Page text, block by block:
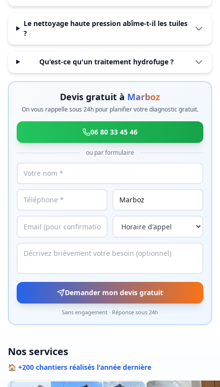
Le nettoyage haute pression abîme-t-il les tuiles
?
Qu'est-ce qu'un traitement hydrofuge ?
Devis gratuit à Marboz
On vous rappelle sous 24h pour planifier votre diagnostic gratuit.
06 80 33 45 46
ou par formulaire
Demander mon devis gratuit
Sans engagement · Réponse sous 24h
Nos services
🏠 +200 chantiers réalisés l'année dernière